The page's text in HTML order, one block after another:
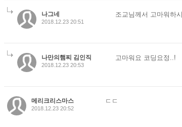
나그네
2018.12.23 20:51
조교님께서 고마워하
나만의햄찌 김인직
2018.12.23 20:53
고마워요 코딩요정..!
메리크리스마스
2018.12.23 20:52
ㄷㄷ